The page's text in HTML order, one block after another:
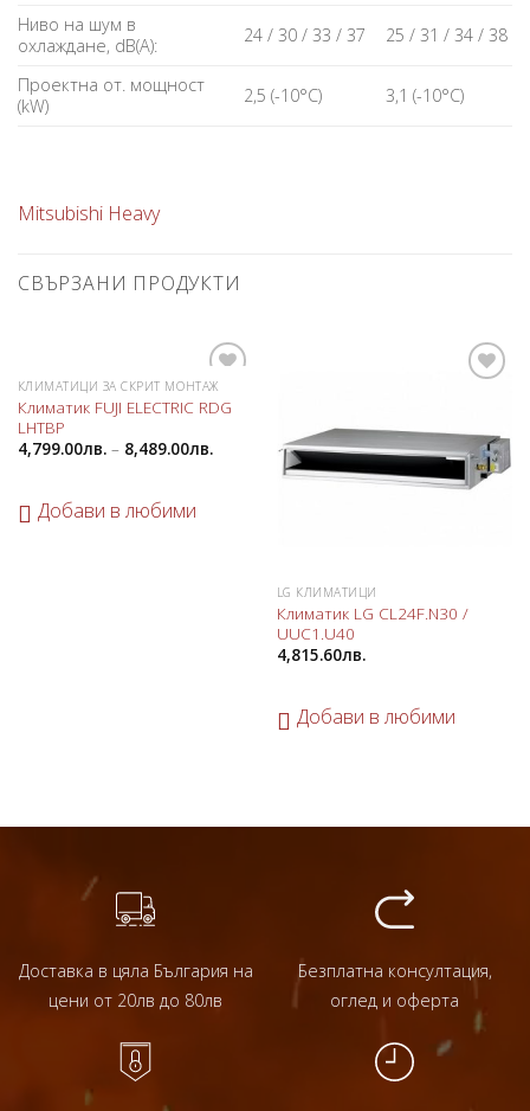
Ниво на шум в
охлаждане, dB(A):
24 / 30 / 33 / 37 25 / 31 / 34 / 38
Проектна от. мощност
(kW)
2,5 (-10°С) 3,1 (-10°С)
Mitsubishi Heavy
СВЪРЗАНИ ПРОДУКТИ
Добави
в
КЛИМАТИЦИ ЗА СКРИТ МОНТАЖ
Климатик FUJI ELECTRIC RDG
LHTBP
4,799.00лв.– 8,489.00лв.
Добави в любими
LG КЛИМАТИЦИ
Климатик LG CL24F.N30 /
UUC1.U40
4,815.60лв.
Добави в любими
Доставка в цяла България на
цени от 20лв до 80лв
Безплатна консултация,
оглед и оферта